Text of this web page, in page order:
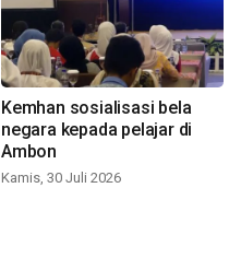
Kemhan sosialisasi bela
negara kepada pelajar di
Ambon
Kamis, 30 Juli 2026